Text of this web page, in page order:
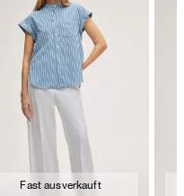
Fast ausverkauft